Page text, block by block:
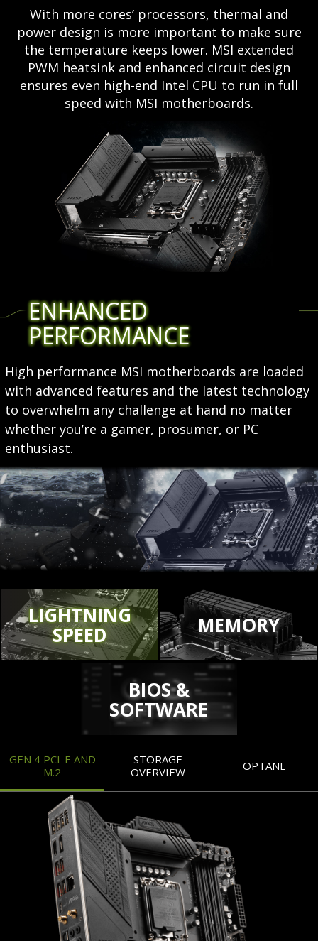
With more cores’ processors, thermal and
power design is more important to make sure
the temperature keeps lower. MSI extended
PWM heatsink and enhanced circuit design
ensures even high-end Intel CPU to run in full
speed with MSI motherboards.
ENHANCED
PERFORMANCE
High performance MSI motherboards are loaded
with advanced features and the latest technology
to overwhelm any challenge at hand no matter
whether you’re a gamer, prosumer, or PC
enthusiast.
LIGHTNING
SPEED MEMORY
BIOS &
SOFTWARE
GEN 4 PCI-E AND
M.2
STORAGE
OVERVIEW
OPTANE